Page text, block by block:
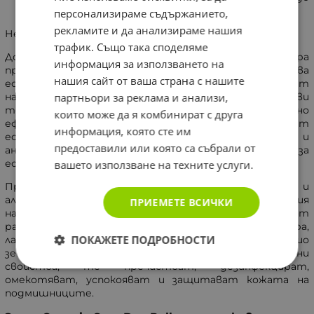
10 - 12 вида.
Нежен, но ефективен срещу изпотяване.
Добрият дезодорант може да регулира и балансира
процеса на изпотяване, като същевременно запазва
естествените функции на кожата. Дългоочакваният
най-нов продукт на OrganiCare - Део Рол-онът прави
точно това по много нежен и същевременно
ефективен начин. Активните му съставки имат
естествен дезодориращ, абсорбиращ и
антибактериален ефект, който създава усещане за
естествена свежест 24 часа на ден.
Продуктът не съдържа алуминиеви соли, парабени и
алкохоли. Подобно на другите органични предложения
на марката, съставките са 99% натурални. 95% от
растителните компоненти, сред които алое вера,
лавандула, зехтин, розмарин и лимон, са от био
земеделие. Освен естествени антибактериални
свойства, те пречистват, дезинфекцират,
омекотяват, успокояват и защитават кожата на
подмишниците.
персонализираме съдържанието,
рекламите и да анализираме нашия
трафик. Също така споделяме
информация за използването на
нашия сайт от ваша страна с нашите
партньори за реклама и анализи,
които може да я комбинират с друга
информация, която сте им
предоставили или която са събрали от
вашето използване на техните услуги.
ПРИЕМЕТЕ ВСИЧКИ
ПОКАЖЕТЕ ПОДРОБНОСТИ